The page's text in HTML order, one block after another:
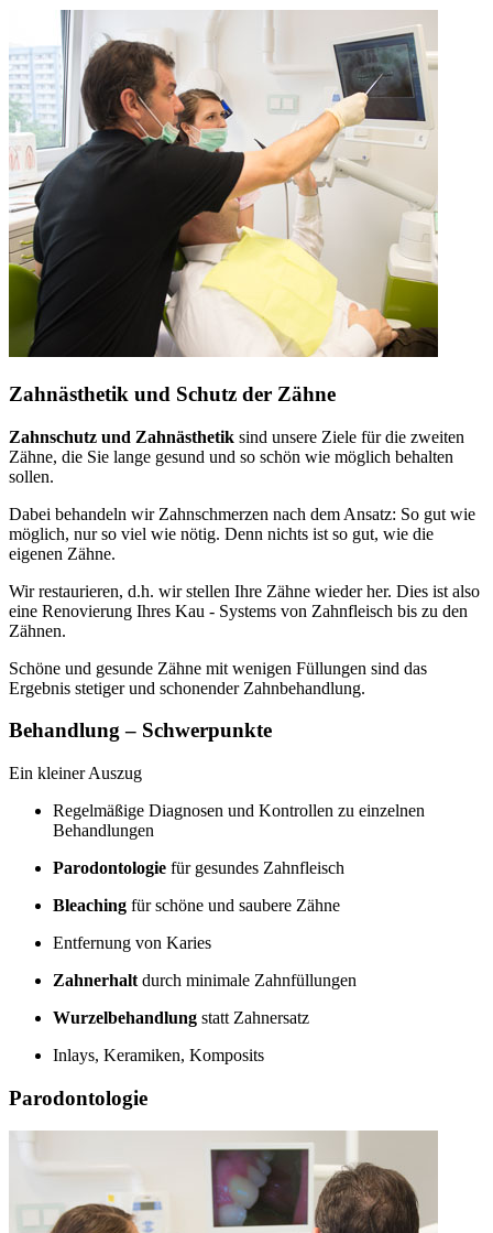
Zahnästhetik und Schutz der Zähne
Zahnschutz und Zahnästhetik sind unsere Ziele für die zweiten
Zähne, die Sie lange gesund und so schön wie möglich behalten
sollen.
Dabei behandeln wir Zahnschmerzen nach dem Ansatz: So gut wie
möglich, nur so viel wie nötig. Denn nichts ist so gut, wie die
eigenen Zähne.
Wir restaurieren, d.h. wir stellen Ihre Zähne wieder her. Dies ist also
eine Renovierung Ihres Kau - Systems von Zahnfleisch bis zu den
Zähnen.
Schöne und gesunde Zähne mit wenigen Füllungen sind das
Ergebnis stetiger und schonender Zahnbehandlung.
Behandlung – Schwerpunkte
Ein kleiner Auszug
Regelmäßige Diagnosen und Kontrollen zu einzelnen
Behandlungen
Parodontologie für gesundes Zahnfleisch
Bleaching für schöne und saubere Zähne
Entfernung von Karies
Zahnerhalt durch minimale Zahnfüllungen
Wurzelbehandlung statt Zahnersatz
Inlays, Keramiken, Komposits
Parodontologie